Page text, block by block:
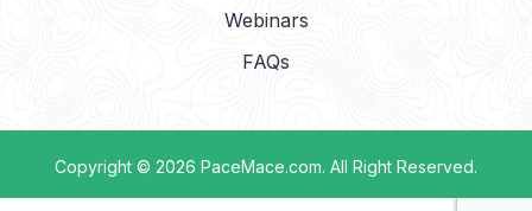
Webinars
FAQs
Copyright © 2026 PaceMace.com. All Right Reserved.